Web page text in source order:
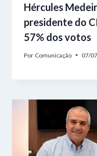
Hércules
presidente do
57% dos votos
Por Comunicação 07/